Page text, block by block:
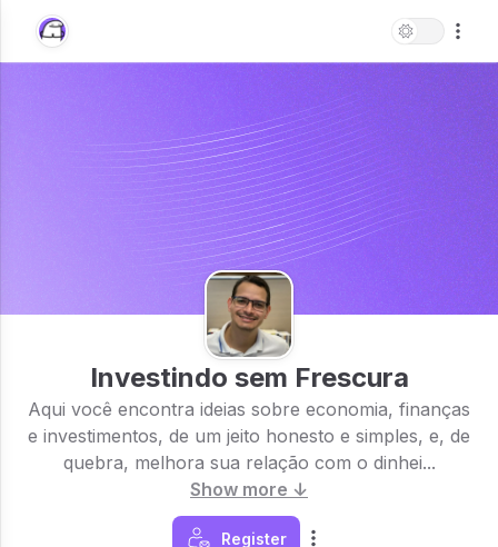
Investindo sem Frescura
Aqui você encontra ideias sobre economia, finanças
e investimentos, de um jeito honesto e simples, e, de
quebra, melhora sua relação com o dinhei...
Show more ↓
Register